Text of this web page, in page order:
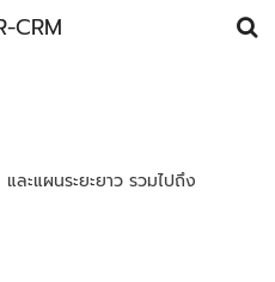
CRM
ละแผนระยะยาว รวมไปถึง